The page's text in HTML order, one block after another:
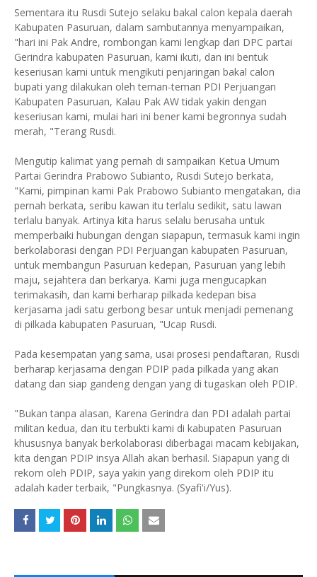
Sementara itu Rusdi Sutejo selaku bakal calon kepala daerah
Kabupaten Pasuruan, dalam sambutannya menyampaikan,
"hari ini Pak Andre, rombongan kami lengkap dari DPC partai
Gerindra kabupaten Pasuruan, kami ikuti, dan ini bentuk
keseriusan kami untuk mengikuti penjaringan bakal calon
bupati yang dilakukan oleh teman-teman PDI Perjuangan
Kabupaten Pasuruan, Kalau Pak AW tidak yakin dengan
keseriusan kami, mulai hari ini bener kami begronnya sudah
merah, "Terang Rusdi.
Mengutip kalimat yang pernah di sampaikan Ketua Umum
Partai Gerindra Prabowo Subianto, Rusdi Sutejo berkata,
"Kami, pimpinan kami Pak Prabowo Subianto mengatakan, dia
pernah berkata, seribu kawan itu terlalu sedikit, satu lawan
terlalu banyak. Artinya kita harus selalu berusaha untuk
memperbaiki hubungan dengan siapapun, termasuk kami ingin
berkolaborasi dengan PDI Perjuangan kabupaten Pasuruan,
untuk membangun Pasuruan kedepan, Pasuruan yang lebih
maju, sejahtera dan berkarya. Kami juga mengucapkan
terimakasih, dan kami berharap pilkada kedepan bisa
kerjasama jadi satu gerbong besar untuk menjadi pemenang
di pilkada kabupaten Pasuruan, "Ucap Rusdi.
Pada kesempatan yang sama, usai prosesi pendaftaran, Rusdi
berharap kerjasama dengan PDIP pada pilkada yang akan
datang dan siap gandeng dengan yang di tugaskan oleh PDIP.
"Bukan tanpa alasan, Karena Gerindra dan PDI adalah partai
militan kedua, dan itu terbukti kami di kabupaten Pasuruan
khususnya banyak berkolaborasi diberbagai macam kebijakan,
kita dengan PDIP insya Allah akan berhasil. Siapapun yang di
rekom oleh PDIP, saya yakin yang direkom oleh PDIP itu
adalah kader terbaik, "Pungkasnya. (Syafi'i/Yus).